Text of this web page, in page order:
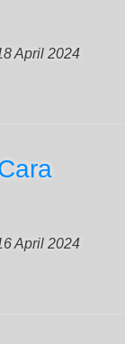
April 2024
April 2024